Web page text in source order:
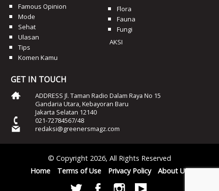
Famous Opinion
Mode
Sehat
Ulasan
Tips
Komen Kamu
Flora
Fauna
Fungi
AKSI
GET IN TOUCH
ADDRESS Jl. Taman Radio Dalam Raya No 15
Gandaria Utara, Kebayoran Baru
Jakarta Selatan 12140
021-72784567/48
redaksi@greenersmagz.com
© Copyright 2026, All Rights Reserved
Home
Terms of Use Privacy Policy About Us